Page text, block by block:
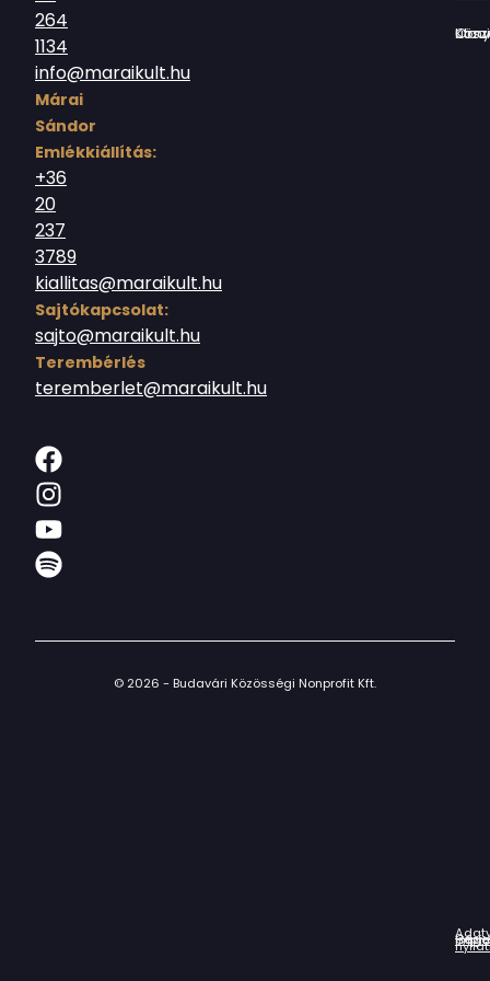
264
1134
info@maraikult.hu
Márai
Sándor
Emlékkiállítás:
+36
20
237
3789
kiallitas@maraikult.hu
Sajtókapcsolat:
sajto@maraikult.hu
Terembérlés
teremberlet@maraikult.hu
Országház
© 2026 - Budavári Közösségi Nonprofit Kft.